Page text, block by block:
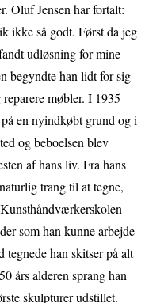
Oluf Jensen har fortalt:
ikke så godt. Først da jeg
udløsning for mine
begyndte han lidt for sig
møbler. I 1935
en nyindkøbt grund og i
og beboelsen blev
af hans liv. Fra hans
trang til at tegne,
som han kunne arbejde
tegnede han skitser på alt
års alderen sprang han
skulpturer udstillet.